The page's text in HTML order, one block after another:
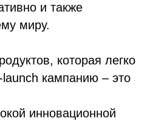
и также
миру.
которая легко
launch кампанию – это
инновационной